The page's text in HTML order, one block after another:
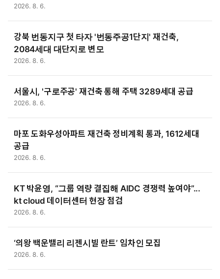
2026. 8. 6.
강북 번동지구 첫 타자 '번동주공1단지' 재건축,
2084세대 대단지로 변모
2026. 8. 6.
서울시, '구로주공' 재건축 통해 주택 3289세대 공급
2026. 8. 6.
마포 도화우성아파트 재건축 정비계획 통과, 1612세대
공급
2026. 8. 6.
KT 박윤영, “그룹 역량 결집해 AIDC 경쟁력 높여야”...
kt cloud 데이터센터 현장 점검
2026. 8. 6.
‘의왕 백운밸리 리젠시빌 란트’ 임차인 모집
2026. 8. 6.